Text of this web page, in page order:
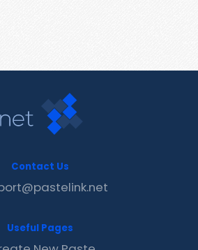
Contact Us
Useful Pages